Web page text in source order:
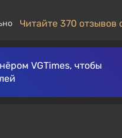
Читайте 370 отзывов
VGTimes, чтобы